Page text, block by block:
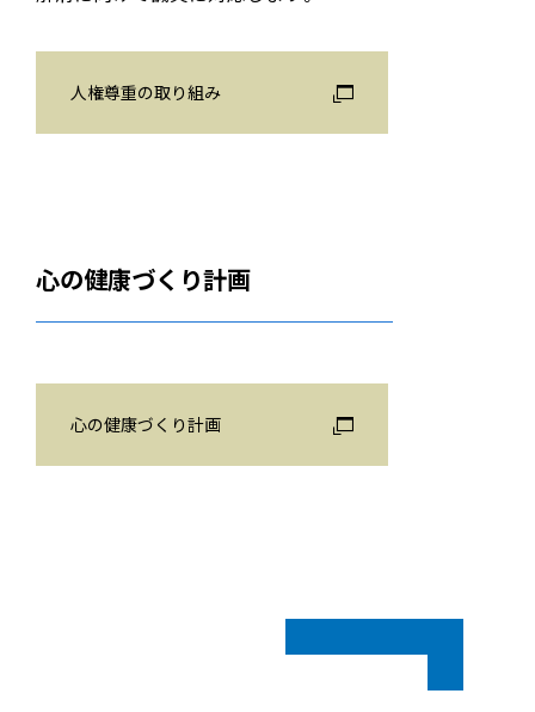
人権尊重の取り組み
心の健康づくり計画
心の健康づくり計画